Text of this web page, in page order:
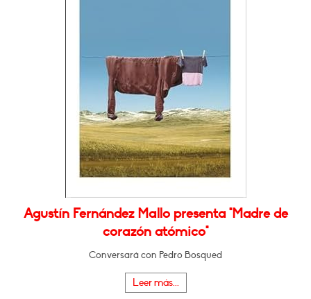
Agustín Fernández Mallo presenta "Madre de
corazón atómico"
Conversará con Pedro Bosqued
Leer más...